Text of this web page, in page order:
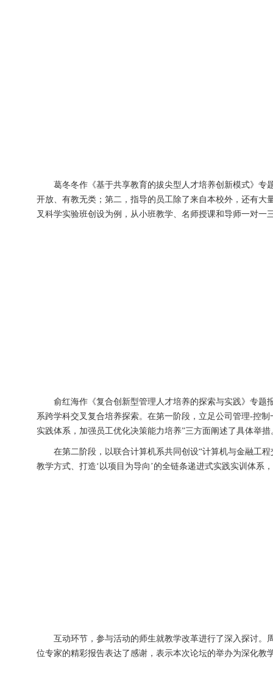
葛冬冬作《基于共享教育的拔尖型人才培养创新模式》
开放、有教无类；第二，指导的员工除了来自本校外，还有
叉科学实验班创设为例，从小班教学、名师授课和导师一对一
俞红海作《复合创新型管理人才培养的探索与实践》专题
系跨学科交叉复合培养探索。在第一阶段，立足公司管理-控
实践体系，加强员工优化决策能力培养”三方面阐述了具体举措
在第二阶段，以联合计算机系共同创设“计算机与金融工
教学方式、打造‘以项目为导向’的全链条递进式实践实训体
互动环节，参与活动的师生就教学改革进行了深入探讨
位专家的精彩报告表达了感谢，表示本次论坛的举办为深化教